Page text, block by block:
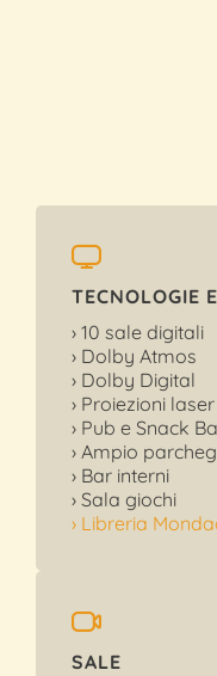
TECNOLOGIE
› 10 sale digitali
› Dolby Atmos
› Dolby Digital
› Proiezioni laser
› Pub e Snack
› Ampio
› Bar interni
› Sala giochi
› Libreria
SALE